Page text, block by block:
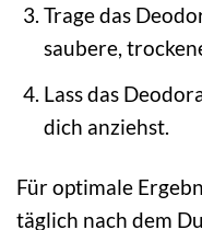
Trage das
saubere,
Lass das
dich anziehst.
Für optimale
täglich nach dem